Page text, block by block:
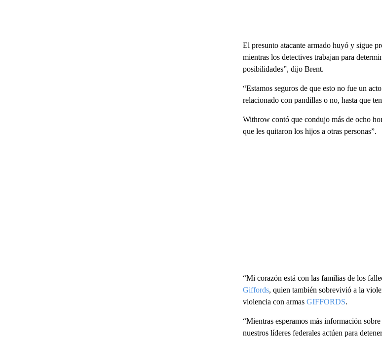
El presunto atacante armado huyó y sigue
mientras los detectives trabajan para
posibilidades”, dijo Brent.
“Estamos seguros de que esto no fue un
relacionado con pandillas o no, hasta que
Withrow contó que condujo más de ocho
que les quitaron los hijos a otras personas”.
“Mi corazón está con las familias de los
Giffords, quien también sobrevivió a la
violencia con armas GIFFORDS.
“Mientras esperamos más información
nuestros líderes federales actúen para